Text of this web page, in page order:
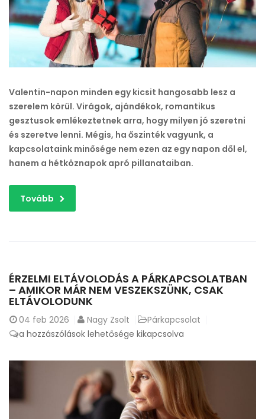
mint
egy
érzés
bejegyzéshez
Valentin-napon minden egy kicsit hangosabb lesz a
szerelem körül. Virágok, ajándékok, romantikus
gesztusok emlékeztetnek arra, hogy milyen jó szeretni
és szeretve lenni. Mégis, ha őszinték vagyunk, a
kapcsolataink minősége nem ezen az egy napon dől el,
hanem a hétköznapok apró pillanataiban.
Tovább
ÉRZELMI ELTÁVOLODÁS A PÁRKAPCSOLATBAN
– AMIKOR MÁR NEM VESZEKSZÜNK, CSAK
ELTÁVOLODUNK
04 feb 2026 Nagy Zsolt
Párkapcsolat
Érzelmi
a
párkapcsolatban
amikor
a hozzászólások lehetősége kikapcsolva